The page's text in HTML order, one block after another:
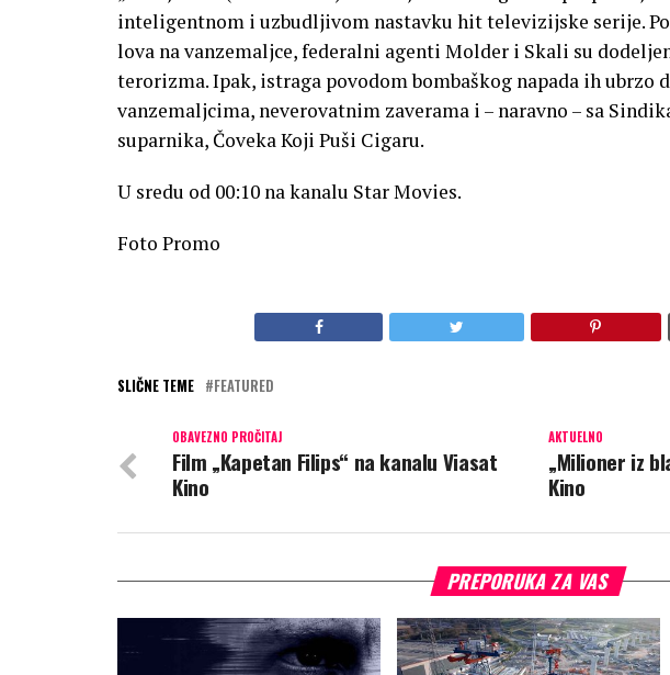
inteligentnom i uzbudljivom nastavku hit televizijske serije.
lova na vanzemaljce, federalni agenti Molder i Skali su
terorizma. Ipak, istraga povodom bombaškog napada ih ubrzo
vanzemaljcima, neverovatnim zaverama i – naravno – sa
suparnika, Čoveka Koji Puši Cigaru.
U sredu od 00:10 na kanalu Star Movies.
Foto Promo
SLIČNE TEME FEATURED
AKTUELNO
„Milioner iz
Kino
OBAVEZNO PROČITAJ
Film „Kapetan Filips“ na kanalu Viasat
Kino
PREPORUKA ZA VAS